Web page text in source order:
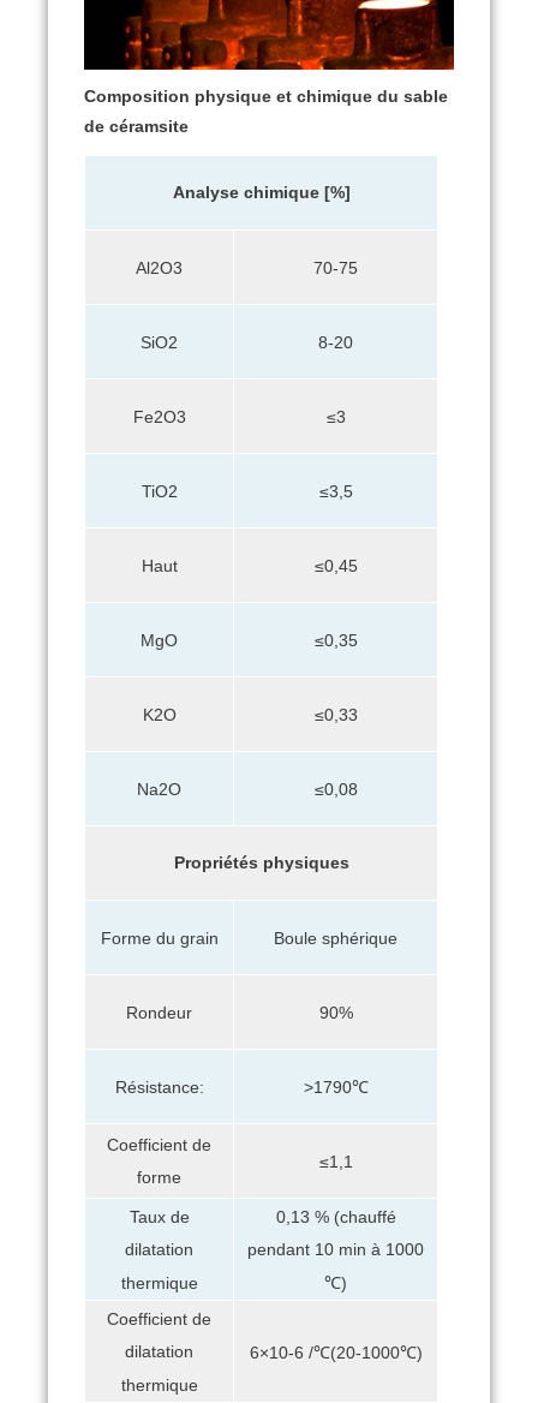
Composition physique et chimique du sable
de céramsite
Analyse chimique [%]
Al2O3 70-75
SiO2 8-20
Fe2O3 ≤3
TiO2 ≤3,5
Haut ≤0,45
MgO ≤0,35
K2O ≤0,33
Na2O ≤0,08
Propriétés physiques
Forme du grain Boule sphérique
Rondeur 90%
Résistance: >1790℃
Coefficient de
forme
≤1,1
Taux de
dilatation
thermique
0,13 % (chauffé
pendant 10 min à 1000
℃)
Coefficient de
dilatation
thermique
6×10-6 /℃(20-1000℃)